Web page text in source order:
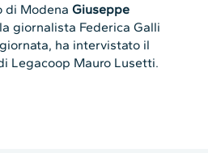
di ModenaGiuseppe
giornalista Federica Galli
ha intervistato il
Legacoop Mauro Lusetti.